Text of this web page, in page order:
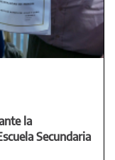
la
Secundaria